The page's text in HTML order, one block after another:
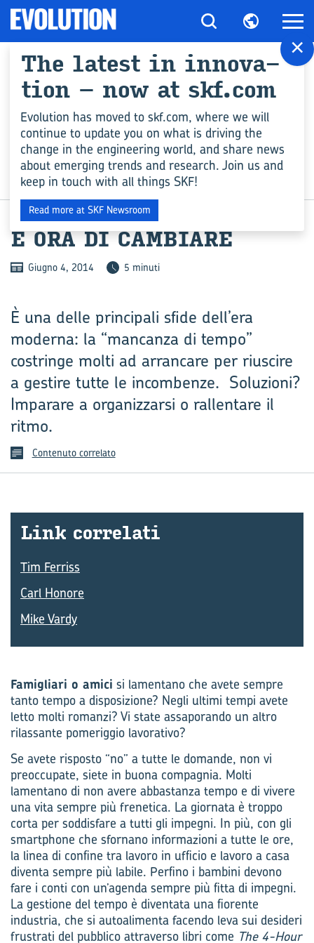
INDUSTRIA
È ORA DI CAM­BIA­RE
Giugno 4, 2014 5 minuti
È una delle principali sfide dell’era
moderna: la “mancanza di tempo”
costringe molti ad arrancare per riuscire
a gestire tutte le incombenze. Soluzioni?
Imparare a organizzarsi o rallentare il
ritmo.
Contenuto correlato
Link cor­re­la­ti
Tim Ferriss
Carl Honore
Mike Vardy
Famigliari o amici si lamentano che avete sempre
tanto tempo a disposizione? Negli ultimi tempi avete
letto molti romanzi? Vi state assaporando un altro
rilassante pomeriggio lavorativo?
Se avete risposto “no” a tutte le domande, non vi
preoccupate, siete in buona compagnia. Molti
lamentano di non avere abbastanza tempo e di vivere
una vita sempre più frenetica. La giornata è troppo
corta per soddisfare a tutti gli impegni. In più, con gli
smartphone che sfornano informazioni a tutte le ore,
la linea di confine tra lavoro in ufficio e lavoro a casa
diventa sempre più labile. Perfino i bambini devono
fare i conti con un’agenda sempre più fitta di impegni.
La gestione del tempo è diventata una fiorente
industria, che si autoalimenta facendo leva sui desideri
frustrati del pubblico attraverso libri come The 4-Hour
×
The la­te­st in in­no­va­
tion – now at skf.com
Evolution has moved to skf.com, where we will
continue to update you on what is driving the
change in the engineering world, and share news
about emerging trends and research. Join us and
keep in touch with all things SKF!
Read more at SKF Newsroom